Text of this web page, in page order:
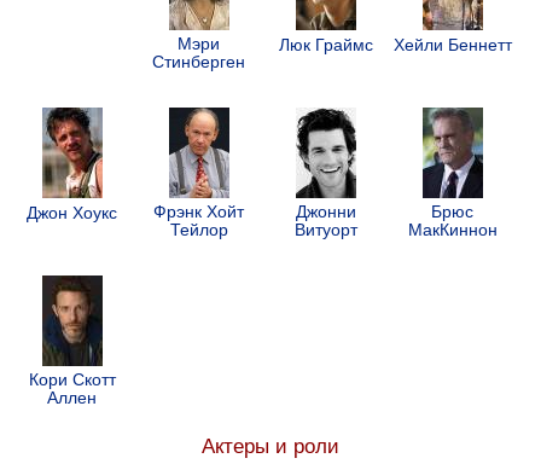
Мэри
Стинберген
Люк Граймс Хейли Беннетт
Джон Хоукс
Фрэнк Хойт
Тейлор
Джонни
Витуорт
Брюс
МакКиннон
Кори Скотт
Аллен
Актеры и роли